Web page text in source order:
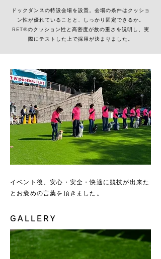
​ドックダンスの特設会場を設置。会場の条件はクッショ
ン性が優れていることと、しっかり固定できるか。
RET®のクッション性と高密度が故の重さを説明し、実
際にテストした上で採用が決まりました。
イベント後、安心・安全・快適に競技が出来た
とお褒めの言葉を頂きました。
GALLERY